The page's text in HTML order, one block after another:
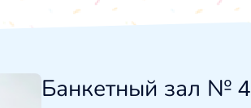
Банкетный зал № 4